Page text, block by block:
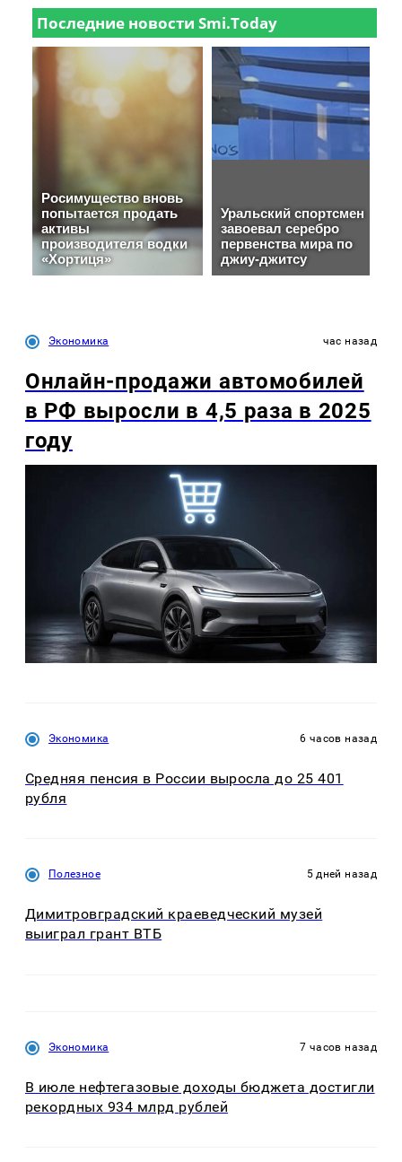
Экономика час назад
Онлайн-продажи автомобилей
в РФ выросли в 4,5 раза в 2025
году
Экономика 6 часов назад
Средняя пенсия в России выросла до 25 401
рубля
Полезное 5 дней назад
Димитровградский краеведческий музей
выиграл грант ВТБ
Экономика 7 часов назад
В июле нефтегазовые доходы бюджета достигли
рекордных 934 млрд рублей